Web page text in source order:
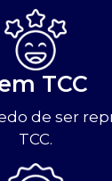
TCC
de ser
TCC.